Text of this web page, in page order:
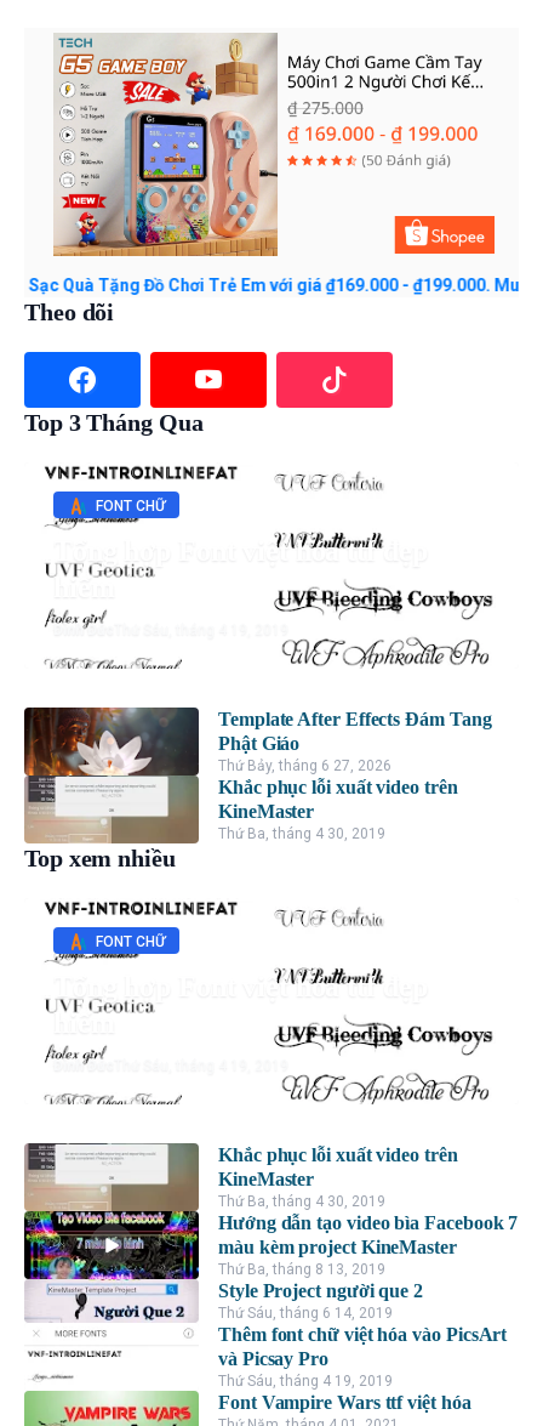
Tặng Đồ Chơi Trẻ Em với giá ₫169.000 - ₫199.000. Mua ngay
Theo dõi
Top 3 Tháng Qua
FONT CHỮ
Tổng hợp Font việt hóa ttf đẹp
hiếm
Đình Đức
Template After Effects Đám Tang
Phật Giáo
Thứ Bảy, tháng 6 27, 2026
Khắc phục lỗi xuất video trên
KineMaster
Thứ Ba, tháng 4 30, 2019
Top xem nhiều
FONT CHỮ
Tổng hợp Font việt hóa ttf đẹp
hiếm
Đình Đức
Khắc phục lỗi xuất video trên
KineMaster
Thứ Ba, tháng 4 30, 2019
Hướng dẫn tạo video bìa Facebook 7
màu kèm project KineMaster
Thứ Ba, tháng 8 13, 2019
Style Project người que 2
Thứ Sáu, tháng 6 14, 2019
Thêm font chữ việt hóa vào PicsArt
và Picsay Pro
Thứ Sáu, tháng 4 19, 2019
Font Vampire Wars ttf việt hóa